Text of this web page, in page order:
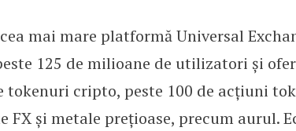
mai mare platformă Universal
125 de milioane de utilizatori și
tokenuri cripto, peste 100 de acțiuni
FX și metale prețioase, precum aurul.